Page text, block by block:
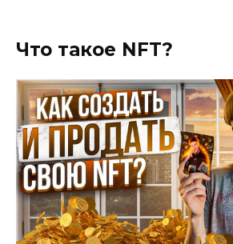
Что такое NFT?